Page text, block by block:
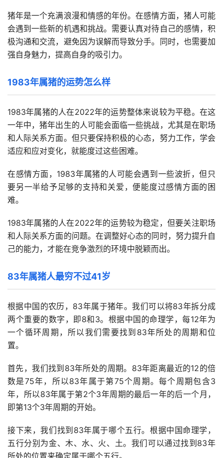
猪年是一个充满浪漫和情感的年份。在感情方面，猪人可能
会遇到一些新的机遇和挑战。需要认真对待自己的感情，积
极沟通和交流，避免因为误解而导致分手。同时，也需要加
强自身魅力，提高自身的吸引力。
1983年属猪的运势怎么样
1983年属猪的人在2022年的运势整体来说较为平稳。在这
一年中，猪年出生的人可能会面临一些挑战，尤其是在职场
和人际关系方面。但只要保持积极的心态，努力工作，学会
适应和应对变化，就能度过这些困难。
在感情方面，1983年属猪的人可能会遇到一些波折，但只
要另一半给予足够的支持和关爱，便能度过感情方面的困
难。
1983年属猪的人在2022年的运势较为稳定，但要关注职场
和人际关系方面的问题。在调整好心态的同时，努力提升自
己的能力，才能在竞争激烈的环境中脱颖而出。
83年属猪人最穷不过41岁
根据中国的农历，83年属于猪年。我们可以将83年拆分成
两个重要的数字，即8和3。根据中国的命理学，每12年为
一个循环周期，所以我们需要找到83年所处的周期和位
置。
首先，我们找到83年所处的周期。83年距离最近的12的倍
数是75年，所以83年属于第75个周期。每个周期包含3
年，所以83年属于第2个3年周期的最后一年的后一个月，
即第13个3年周期的开始。
接下来，我们找到83年属于哪个五行。根据中国命理学，
五行分别为金、木、水、火、土。我们可以通过找到83年